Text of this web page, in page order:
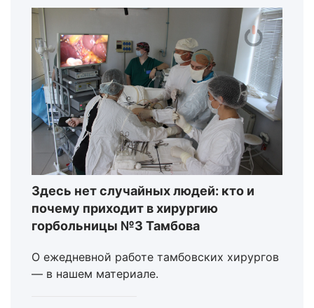
Здесь нет случайных людей: кто и
почему приходит в хирургию
горбольницы №3 Тамбова
О ежедневной работе тамбовских хирургов
— в нашем материале.